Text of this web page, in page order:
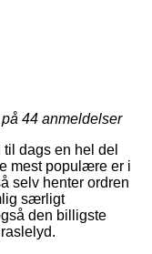
44 anmeldelser
dags en hel del
mest populære er i
selv henter ordren
særligt
den billigste